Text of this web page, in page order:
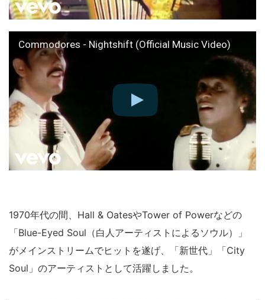
Commodores - Nightshift (Official Music Video)
1970年代の間、Hall & OatesやTower of Powerなどの
「Blue-Eyed Soul（白人アーティストによるソウル）」
がメインストリームでヒットを遂げ、「新世代」「City
Soul」のアーティストとして活躍しました。